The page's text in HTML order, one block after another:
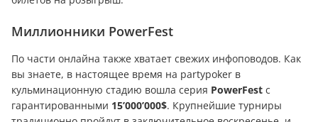
Миллионники PowerFest
По части онлайна также хватает свежих инфоповодов. Как
вы знаете, в настоящее время на partypoker в
кульминационную стадию вошла серия PowerFest с
гарантированными 15’000’000$. Крупнейшие турниры